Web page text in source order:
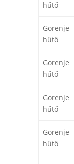
hűtő
Gorenje
hűtő
Gorenje
hűtő
Gorenje
hűtő
Gorenje
hűtő